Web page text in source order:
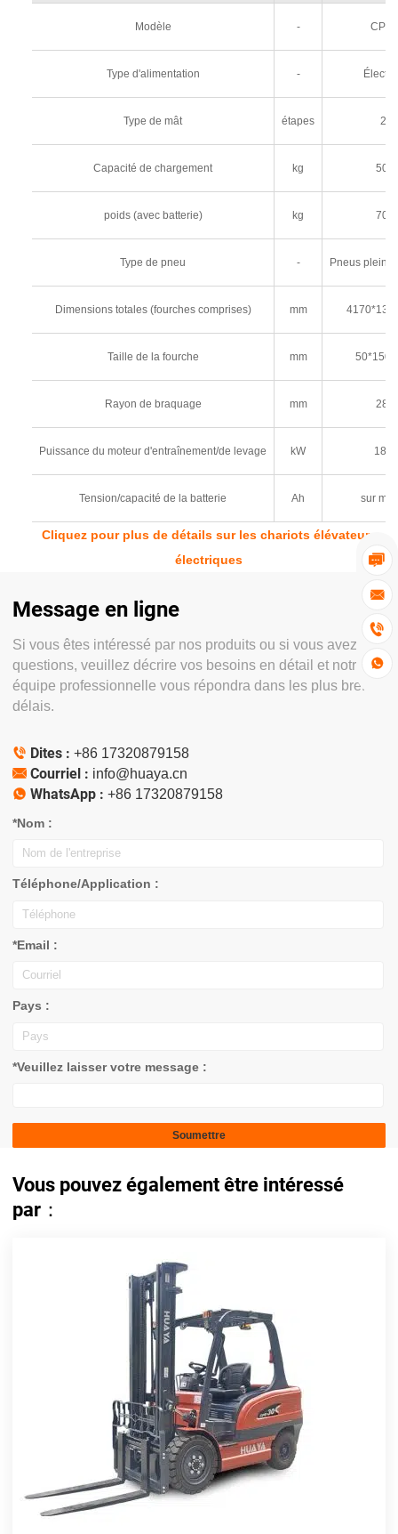




Modèle -
Type d'alimentation -
Type de mât étapes 2/3
Capacité de chargement kg
poids (avec batterie) kg
Type de pneu - Pneus
Dimensions totales (fourches comprises) mm
Taille de la fourche mm
Rayon de braquage mm
Puissance du moteur d'entraînement/de levage kW 18/
Tension/capacité de la batterie Ah sur
Cliquez pour plus de détails sur les chariots élévateurs
électriques
Message en ligne
Si vous êtes intéressé par nos produits ou si vous avez des
questions, veuillez décrire vos besoins en détail et notre
équipe professionnelle vous répondra dans les plus brefs
délais.
 Dites : +86 17320879158
 Courriel : info@huaya.cn
 WhatsApp : +86 17320879158
*Nom :
Téléphone/Application :
*Email :
Pays :
*Veuillez laisser votre message :
Vous pouvez également être intéressé
par：